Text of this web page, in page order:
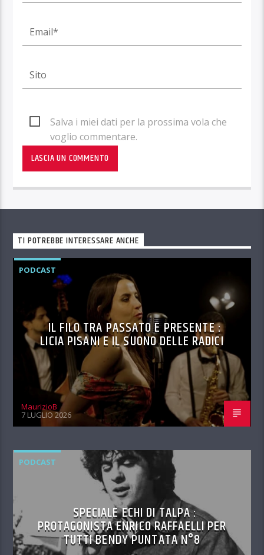
Salva i miei dati per la prossima vola che
voglio commentare.
TI POTREBBE INTERESSARE ANCHE
PODCAST
IL FILO TRA PASSATO E PRESENTE :
LICIA PISANI E IL SUONO DELLE RADICI
MaurizioB
7 LUGLIO 2026
PODCAST
SPECIALE ECHI DI TALPA :
PROTAGONISTA ENRICO RAFFAELLI PER
TUTTI BENDY PUNTATA N°8